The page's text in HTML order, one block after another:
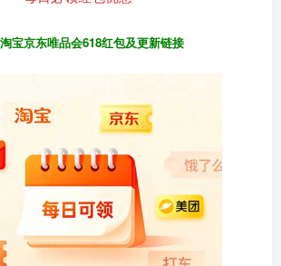
宝京东唯品会618红包及更新链接